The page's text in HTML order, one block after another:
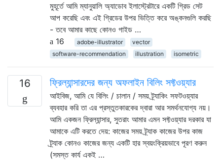
মুহূর্তে আমি ম্যানুয়ালি অ্যাডোব ইলাস্ট্রেটারে একটি গ্রিড সেট
আপ করেছি এবং এই গ্রিডের উপর ভিত্তি করে অঙ্কনগুলি করছি
- তবে আমার কাছে কোনও গাইড …
16
adobe-illustrator
vector
software-recommendation
illustration isometric
16 ফ্রিল্যান্সারদের জন্য অফলাইন বিলিং সফ্টওয়্যার
আইবিজ, আমি যে বিলিং / চালান / সময় ট্র্যাকিং সফটওয়্যার
ব্যবহার করি তা এর প্রস্তুতকারকের দ্বারা আর সমর্থনযোগ্য নয়।
আমি একজন ফ্রিল্যান্সার, সুতরাং আমার এমন সফ্টওয়্যার দরকার যা
আমাকে এটি করতে দেয়: কাজের সময় ট্র্যাক কাজের উপর কাজ
ট্র্যাক কোনও কাজের জন্য একটি হার স্বয়ংক্রিয়ভাবে পূরণ করুন
(সমস্ত কার্য একই …